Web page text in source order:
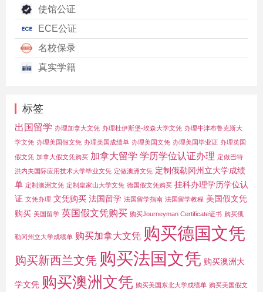
使馆公证
ECE公证
名校保录
真实学籍
标签
出国留学 办理加拿大文凭 办理杜伊斯堡-埃森大学文凭 办理牛津布鲁克斯大
学文凭 办理美国假文凭 办理美国成绩单 办理美国文凭 办理美国毕业证 办理英国
假文凭 加拿大假文凭购买 加拿大留学 学历学位认证办理 定做巴特
洪内夫国际应用技术大学毕业文凭 定做澳洲文凭 定制俄勒冈州立大学成绩
单 定制澳洲文凭 定制皇家山大学文凭 德国假文凭购买 挂科办理学历学位认
证 文凭办理 文凭购买 法国留学 法国留学指南 法国留学教程 美国假文凭
购买 美国留学 英国假文凭购买 购买Journeyman Certificate证书 购买俄
勒冈州立大学成绩单 购买加拿大文凭 购买德国文凭
购买新西兰文凭 购买法国文凭 购买澳洲大
学文凭 购买澳洲文凭 购买美国东北大学成绩单 购买美国假文